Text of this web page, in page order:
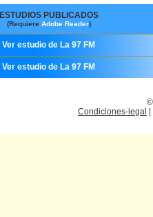
ESTUDIOS PUBLICADOS
(Requiere Adobe Reader)
Ver estudio de La 97 FM
Ver estudio de La 97 FM
©
Condiciones-legal